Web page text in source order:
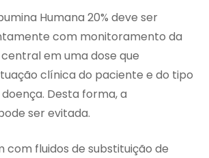
Humana 20% deve ser
com monitoramento da
em uma dose que
clínica do paciente e do tipo
Desta forma, a
ser evitada.
com fluidos de substituição de